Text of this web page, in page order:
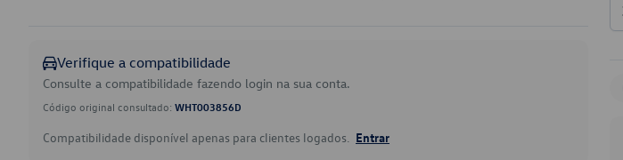
Verifique a compatibilidade
Consulte a compatibilidade fazendo login na sua conta.
Código original consultado: WHT003856D
Compatibilidade disponível apenas para clientes logados. Entrar